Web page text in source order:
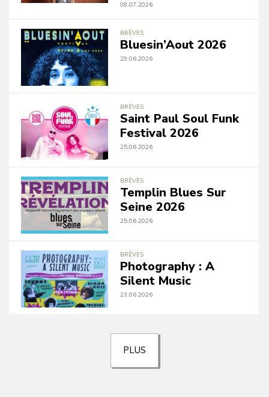
08.07.2026
BRÈVES
Bluesin’Aout 2026
29.06.2026
BRÈVES
Saint Paul Soul Funk
Festival 2026
25.06.2026
BRÈVES
Templin Blues Sur
Seine 2026
25.06.2026
BRÈVES
Photography : A
Silent Music
23.06.2026
PLUS